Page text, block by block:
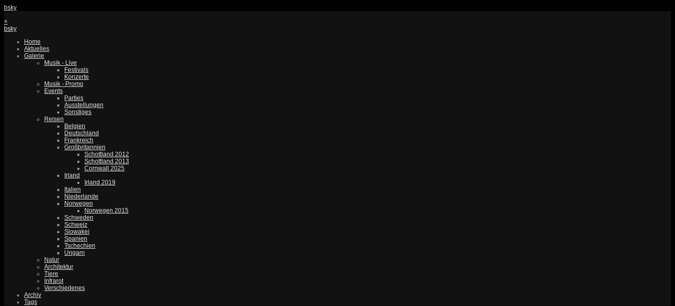
bsky
×
bsky
Home
Aktuelles
Galerie
Musik - Live
Festivals
Konzerte
Musik - Promo
Events
Parties
Ausstellungen
Sonstiges
Reisen
Belgien
Deutschland
Frankreich
Großbritannien
Schottland 2012
Schottland 2013
Cornwall 2025
Irland
Irland 2019
Italien
Niederlande
Norwegen
Norwegen 2015
Schweden
Schweiz
Slowakei
Spanien
Tschechien
Ungarn
Natur
Architektur
Tiere
Infrarot
Verschiedenes
Archiv
Tags